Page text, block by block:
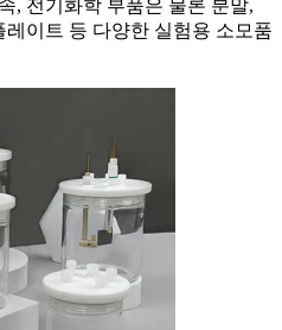
, 전기화학 부품은 물론 분말,
이트 등 다양한 실험용 소모품